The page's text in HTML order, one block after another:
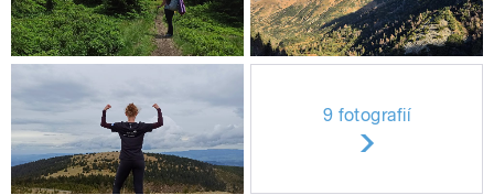
9 fotografií